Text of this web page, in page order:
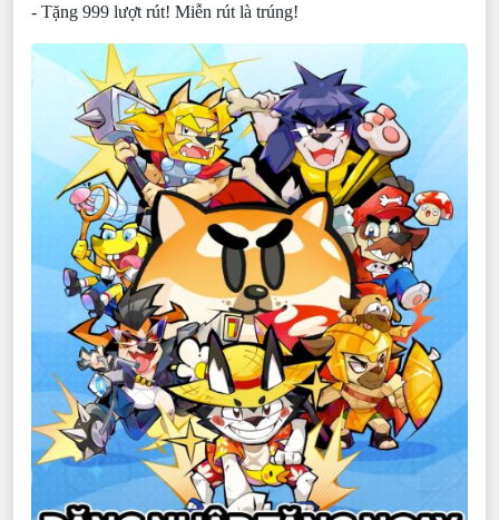
- Tặng 999 lượt rút! Miễn rút là trúng!